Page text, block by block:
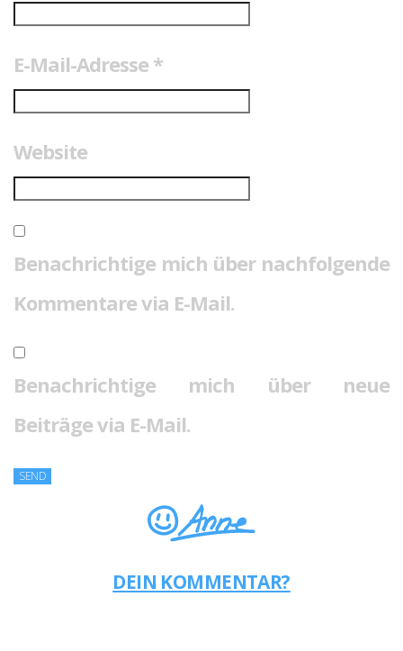
E-Mail-Adresse *
Website
Benachrichtige mich über nachfolgende
Kommentare via E-Mail.
Benachrichtige mich über neue
Beiträge via E-Mail.
DEIN KOMMENTAR?